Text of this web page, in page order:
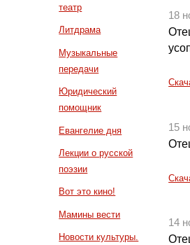
театр
Литдрама
Музыкальные
передачи
Юридический
помощник
Евангелие дня
Лекции о русской
поэзии
Вот это кино!
Мамины вести
Новости культуры.
18
15
14